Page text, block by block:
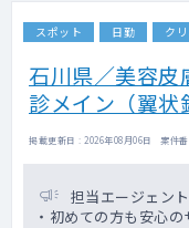
スポット 日勤 ク
石川県／美容皮
診メイン（翼状
掲載更新日 : 2026年08月06日 案件
担当エージェン
・初めての方も安心